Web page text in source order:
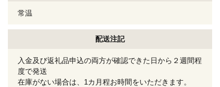
常温
配送注記
入金及び返礼品申込の両方が確認できた日から２週間程
度で発送
在庫がない場合は、1カ月程お時間をいただきます。